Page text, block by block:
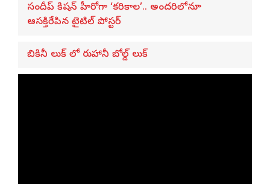
సందీప్ కిషన్ హీరోగా ‘కరికాల’.. అందరిలోనూ
ఆసక్తిరేపిన టైటిల్ పోస్టర్
బికినీ లుక్ లో రుహానీ బోల్డ్ లుక్